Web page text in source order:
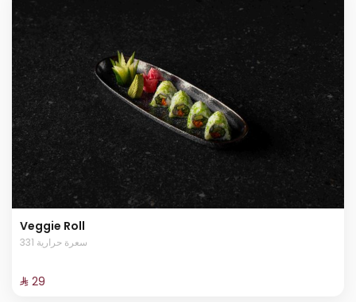
Veggie Roll
331 سعرة حرارية
⁨⁦‪‬ 29⁩